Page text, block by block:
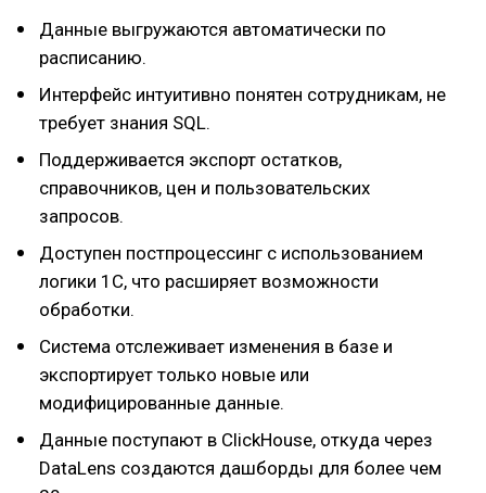
Данные выгружаются автоматически по
расписанию.
Интерфейс интуитивно понятен сотрудникам, не
требует знания SQL.
Поддерживается экспорт остатков,
справочников, цен и пользовательских
запросов.
Доступен постпроцессинг с использованием
логики 1С, что расширяет возможности
обработки.
Система отслеживает изменения в базе и
экспортирует только новые или
модифицированные данные.
Данные поступают в ClickHouse, откуда через
DataLens создаются дашборды для более чем